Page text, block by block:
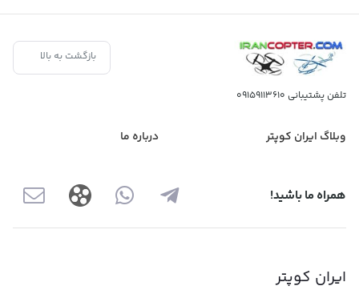
بازگشت به بالا
تلفن پشتیبانی 09159113610
وبلاگ ایران کوپتر درباره ما
همراه ما باشید!
ایران کوپتر